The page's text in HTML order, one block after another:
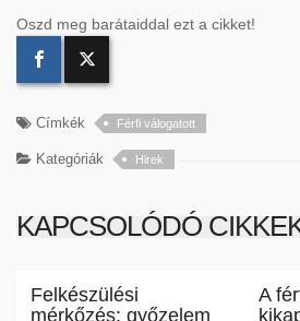
Oszd meg barátaiddal ezt a cikket!
Címkék Férfi válogatott
Kategóriák Hirek
KAPCSOLÓDÓ
Felkészülési
mérkőzés: győzelem
A